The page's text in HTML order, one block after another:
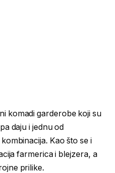
komadi garderobe koji su
daju i jednu od
Kao što se i
farmerica i blejzera, a
prilike.